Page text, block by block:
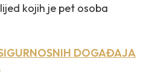
kojih je pet osoba
DOGAĐAJA